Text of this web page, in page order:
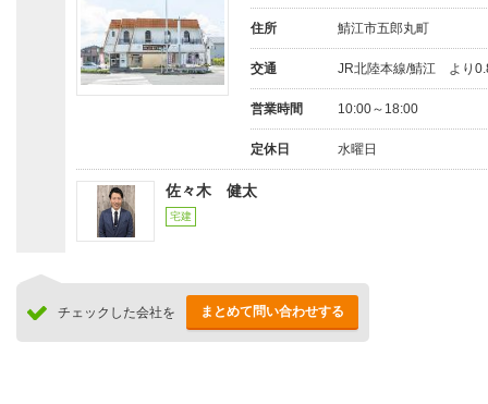
住所 鯖江市五郎丸町
交通 JR北陸本線/鯖江 より
営業時間 10:00～18:00
定休日 水曜日
佐々木 健太
宅建
チェックした会社を まとめて問い合わせする